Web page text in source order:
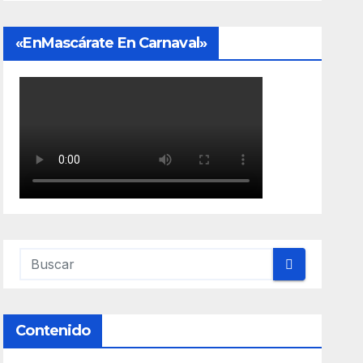
«EnMascárate En Carnaval»
Contenido